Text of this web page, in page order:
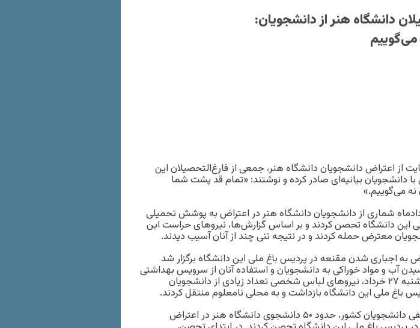
دانشگاه هنر از دانشجویان:
از اعتراض دانشجویان دانشگاه هنر، جمعی از فارغ‌التحصیلان این
دانشجویان بیانیه‌ای صادر کرده و نوشتند: «تمام قد پشت شما
می‌گوییم.»
چهارشنبه ۲۴ خردادماه شماری از دانشجویان دانشگاه هنر در اعتراض به پوشش تحمیلی
این دانشگاه تحصن کردند و بر اساس گزارش‌ها، نیروهای حراست این
معترض حمله کردند و در نتیجه تنی چند از آنان آسیب دیدند.
به اجباری شدن مقنعه در پردیس باغ ملی این دانشگاه برگزار شد
آب و مواد خوراکی به دانشجویان و استفاده‌ آنان از سرویس‌ بهداشتی
را گرفت و در نهایت صبح شنبه ۲۷ خرداد، نیروهای لباس شخصی تعداد زیادی از دانشجویان
باغ ملی این دانشگاه بازداشت و به محلی نامعلوم منتقل کردند.
به گزارش شوراهای صنفی دانشجویان کشور، حدود ۵۰ دانشجوی دانشگاه هنر در اعتراض